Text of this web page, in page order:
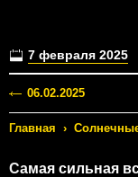
7 февраля 2025
06.02.2025
Главная ›
Самая сильная